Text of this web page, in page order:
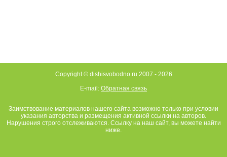
Copyright © dishisvobodno.ru 2007 - 2026
E-mail: Обратная связь
Заимствование материалов нашего сайта возможно только при условии
указания авторства и размещения активной ссылки на авторов.
Нарушения строго отслеживаются. Ссылку на наш сайт, вы можете найти
ниже.